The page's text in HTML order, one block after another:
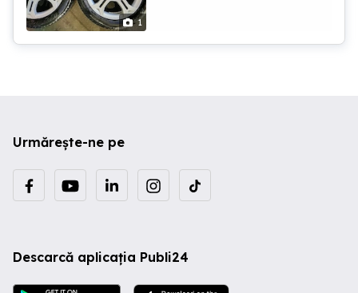
Dotări și detalii suplimentare: Parbriz,
1
Urmărește-ne pe
Descarcă aplicația Publi24